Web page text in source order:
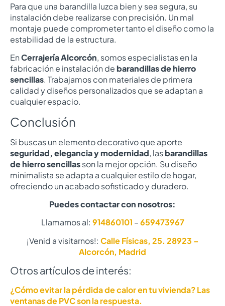
Para que una barandilla luzca bien y sea segura, su
instalación debe realizarse con precisión. Un mal
montaje puede comprometer tanto el diseño como la
estabilidad de la estructura.
EnCerrajería Alcorcón, somos especialistas en la
fabricación e instalación debarandillas de hierro
sencillas. Trabajamos con materiales de primera
calidad y diseños personalizados que se adaptan a
cualquier espacio.
Conclusión
Si buscas un elemento decorativo que aporte
seguridad, elegancia y modernidad, lasbarandillas
de hierro sencillasson la mejor opción. Su diseño
minimalista se adapta a cualquier estilo de hogar,
ofreciendo un acabado sofisticado y duradero.
Puedes contactar con nosotros:
Llamarnos al: 914860101 –659473967
¡Venid a visitarnos!: Calle Físicas, 25. 28923 –
Alcorcón, Madrid
Otros artículos de interés:
¿Cómo evitar la pérdida de calor en tu vivienda? Las
ventanas de PVC son la respuesta.